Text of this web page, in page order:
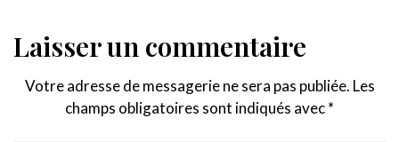
Laisser un commentaire
Votre adresse de messagerie ne sera pas publiée. Les
champs obligatoires sont indiqués avec*